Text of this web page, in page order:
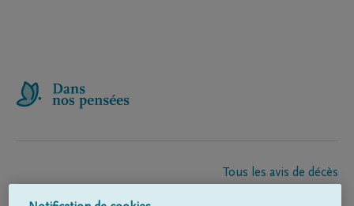
Tous les avis de décès